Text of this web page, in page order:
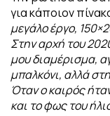
για κάποιον
μεγάλο έργο,
Στην αρχή του
μου διαμέρισμα,
μπαλκόνι, αλλά
Όταν ο καιρός
και το φως του